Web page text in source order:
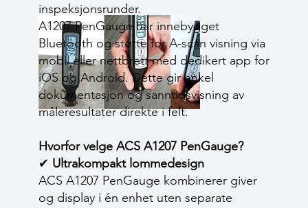
inspeksjonsrunder.
A1207 PenGauge har innebygget
Bluetooth og støtte for A-scan visning via
mobil eller nettbrett med dedikert app for
iOS og Android. Dette gir enkel
dokumentasjon og sanntidsvisning av
måleresultater direkte i felt.
Hvorfor velge ACS A1207 PenGauge?
✔ Ultrakompakt lommedesign
ACS A1207 PenGauge kombinerer giver
og display i én enhet uten separate